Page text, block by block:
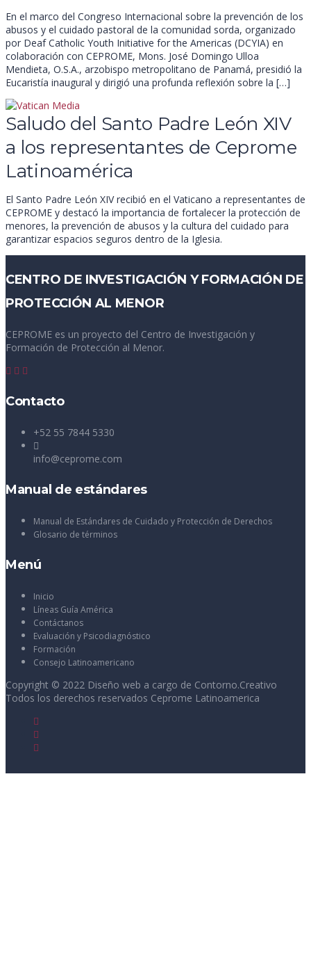
En el marco del Congreso Internacional sobre la prevención de los
abusos y el cuidado pastoral de la comunidad sorda, organizado
por Deaf Catholic Youth Initiative for the Americas (DCYIA) en
colaboración con CEPROME, Mons. José Domingo Ulloa
Mendieta, O.S.A., arzobispo metropolitano de Panamá, presidió la
Eucaristía inaugural y dirigió una profunda reflexión sobre la […]
Saludo del Santo Padre León XIV
a los representantes de Ceprome
Latinoamérica
El Santo Padre León XIV recibió en el Vaticano a representantes de
CEPROME y destacó la importancia de fortalecer la protección de
menores, la prevención de abusos y la cultura del cuidado para
garantizar espacios seguros dentro de la Iglesia.
CENTRO DE INVESTIGACIÓN Y FORMACIÓN DE
PROTECCIÓN AL MENOR
CEPROME es un proyecto del Centro de Investigación y
Formación de Protección al Menor.
Contacto
+52 55 7844 5330
info@ceprome.com
Manual de estándares
Manual de Estándares de Cuidado y Protección de Derechos
Glosario de términos
Menú
Inicio
Líneas Guía América
Contáctanos
Evaluación y Psicodiagnóstico
Formación
Consejo Latinoamericano
Copyright © 2022 Diseño web a cargo de Contorno.Creativo
Todos los derechos reservados Ceprome Latinoamerica